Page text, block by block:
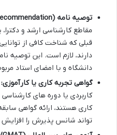
توصیه نامه (Letters of Recommendation):
مقاطع کارشناسی ارشد و
قبلی که شناخت کافی از
دارند، لازم است. این توصیه
دانشگاه و با امضای استاد
گواهی تجربه کاری یا کارآموزی:
کاربردی یا دوره های
کاری هستند، ارائه گواهی
تواند شانس پذیرش را